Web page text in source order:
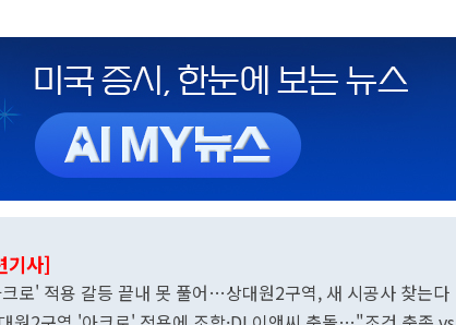
기사]
로' 적용 갈등 끝내 못 풀어…상대원2구역, 새 시공사 찾는다